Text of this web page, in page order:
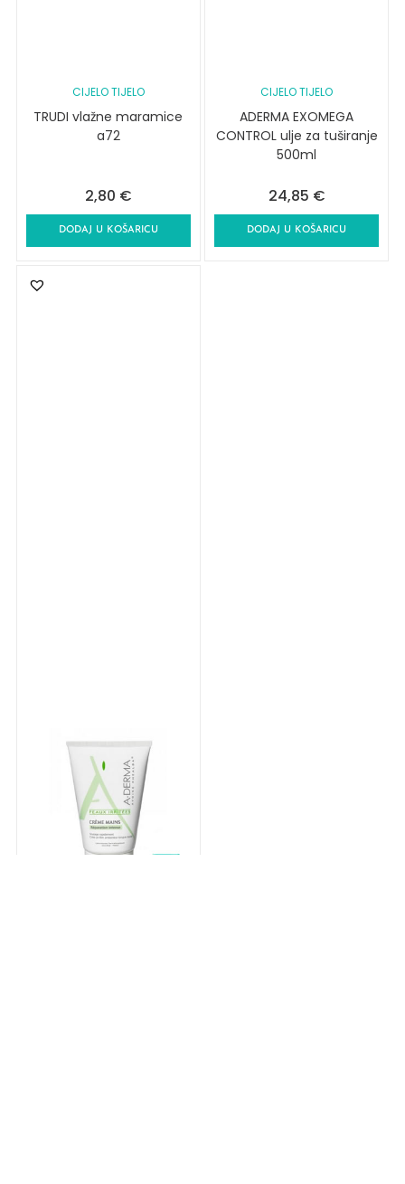
CIJELO TIJELO
TRUDI vlažne maramice
a72
2,80 €
DODAJ U KOŠARICU
CIJELO TIJELO
ADERMA EXOMEGA
CONTROL ulje za tuširanje
500ml
24,85 €
DODAJ U KOŠARICU